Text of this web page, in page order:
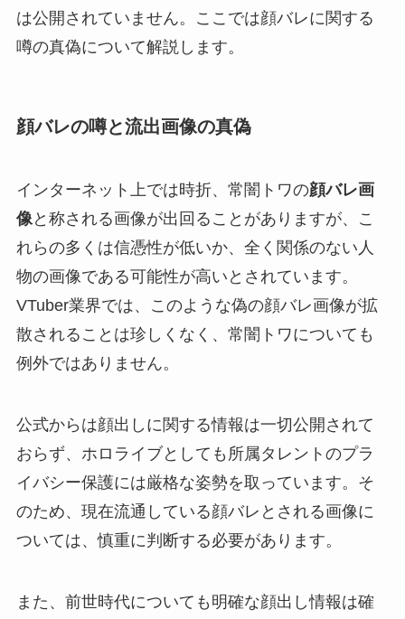
は公開されていません。ここでは顔バレに関する
噂の真偽について解説します。
顔バレの噂と流出画像の真偽
インターネット上では時折、常闇トワの顔バレ画
像と称される画像が出回ることがありますが、こ
れらの多くは信憑性が低いか、全く関係のない人
物の画像である可能性が高いとされています。
VTuber業界では、このような偽の顔バレ画像が拡
散されることは珍しくなく、常闇トワについても
例外ではありません。
公式からは顔出しに関する情報は一切公開されて
おらず、ホロライブとしても所属タレントのプラ
イバシー保護には厳格な姿勢を取っています。そ
のため、現在流通している顔バレとされる画像に
ついては、慎重に判断する必要があります。
また、前世時代についても明確な顔出し情報は確